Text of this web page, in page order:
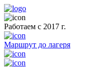
Работаем с 2017 г.
Маршрут до лагеря